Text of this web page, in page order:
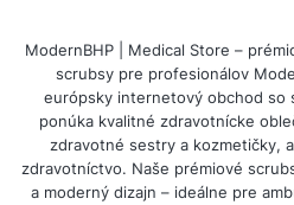
Jeśli chcesz
praktycznym,
kategoria jest idealnym
prezentu.
ModernBHP | Medical Store –
scrubsy pre profesionálov
európsky internetový obchod so
ponúka kvalitné zdravotnícke
zdravotné sestry a kozmetičky,
zdravotníctvo. Naše prémiové
a moderný dizajn – ideálne pre